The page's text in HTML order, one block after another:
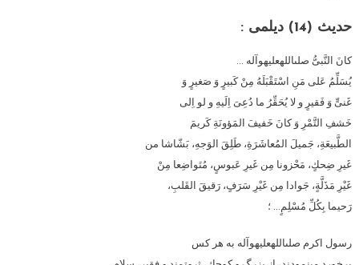
حدیث (14) ديلمى :
كانَ النَّبىُّ صلى‏الله‏عليه‏و‏آله …
يُسَلِّمُ عَلى مَنِ اسْتَقْبَلَهُ مِنْ كَبيرٍ وَ صَغيرٍ وَ
غَنىٍّ وَ فَقيرٍ و لا يُحَقِّرُ ما دُعِىَ اِلَيهِ و لو اِلى
خَشفِ التَّمْرِ وَ كانَ خَفيفَ المَؤونَةِ كَريمَ
الطَّبيعَةِ، جَميلَ المُعاشَرَةِ، طَلِقَ الوَجهِ، بَشّاشا من
غَيرِ ضِحكٍ، مَحْزونا مِن غَيرِ عَبوسٍ، مُتَواضِعا مِنْ
غَيْرِ مَذَلَّةٍ، جَوادا مِن غَيْرِ سَرَفٍ، رَقيقَ القَلبِ،
رَحيما بِكُلِّ مُسْلِمٍ… ؛
رسول اكرم صلى‏الله‏عليه‏و‏آله به هر كس